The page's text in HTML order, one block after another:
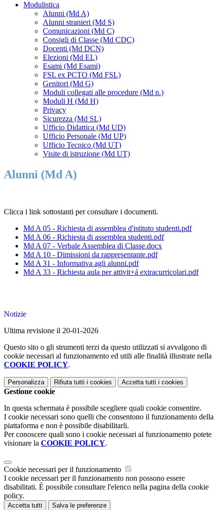
Modulistica
Alunni (Md A)
Alunni stranieri (Md S)
Comunicazioni (Md C)
Consigli di Classe (Md CDC)
Docenti (Md DCN)
Elezioni (Md EL)
Esami (Md Esami)
FSL ex PCTO (Md FSL)
Genitori (Md G)
Moduli collegati alle procedure (Md n.)
Moduli H (Md H)
Privacy
Sicurezza (Md SL)
Ufficio Didattica (Md UD)
Ufficio Personale (Md UP)
Ufficio Tecnico (Md UT)
Visite di istruzione (Md UT)
Alunni (Md A)
Clicca i link sottostanti per consultare i documenti.
Md A 05 - Richiesta di assemblea d'istituto studenti.pdf
Md A 06 - Richiesta di assemblea studenti.pdf
Md A 07 - Verbale Assemblea di Classe.docx
Md A 10 - Dimissioni da rappresentante.pdf
Md A 31 - Informativa agli alunni.pdf
Md A 33 - Richiesta aula per attivit+á extracurricolari.pdf
Notizie
Ultima revisione il 20-01-2026
Questo sito o gli strumenti terzi da questo utilizzati si avvalgono di
cookie necessari al funzionamento ed utili alle finalità illustrate nella
COOKIE POLICY.
Personalizza Rifiuta tutti i cookies Accetta tutti i cookies
Gestione cookie
In questa schermata è possibile scegliere quali cookie consentire.
I cookie necessari sono quelli che consentono il funzionamento della
piattaforma e non è possibile disabilitarli.
Per conoscere quali sono i cookie necessari al funzionamento potete
visionare la COOKIE POLICY.
Cookie necessari per il funzionamento
I cookie necessari per il funzionamento non possono essere
disabilitati. È possibile consultare l'elenco nella pagina della cookie
policy.
Accetta tutti Salva le preferenze